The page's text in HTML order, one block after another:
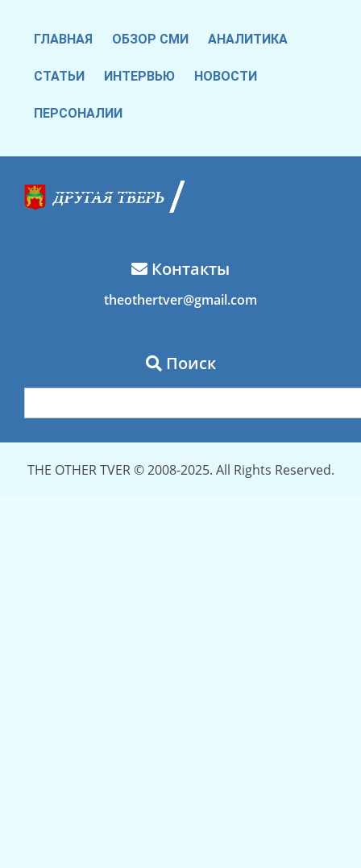
ГЛАВНАЯ ОБЗОР СМИ АНАЛИТИКА
СТАТЬИ ИНТЕРВЬЮ НОВОСТИ
ПЕРСОНАЛИИ
Контакты
theothertver@gmail.com
Поиск
THE OTHER TVER © 2008-2025. All Rights Reserved.